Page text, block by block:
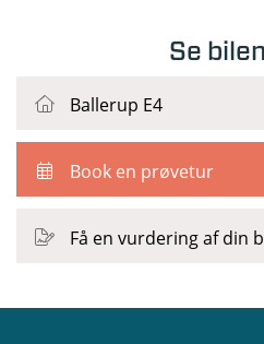
Se
Ballerup E4
Book en prøvetur
Få en vurdering af din